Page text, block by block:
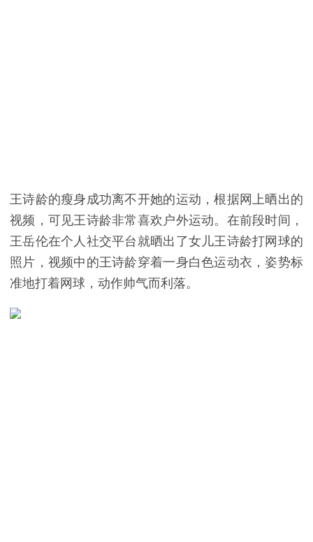
王诗龄的瘦身成功离不开她的运动，根据网上晒出的
视频，可见王诗龄非常喜欢户外运动。在前段时间，
王岳伦在个人社交平台就晒出了女儿王诗龄打网球的
照片，视频中的王诗龄穿着一身白色运动衣，姿势标
准地打着网球，动作帅气而利落。